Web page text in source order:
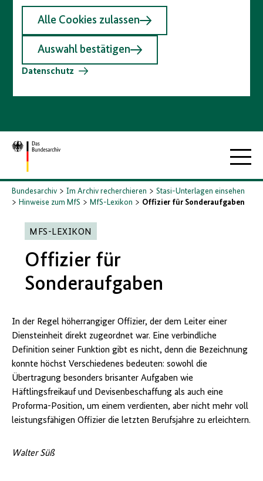
Alle Cookies zulassen
Auswahl bestätigen
Datenschutz
Zur
Startseite
Bundesarchiv Im Archiv recherchieren
Stasi-Unterlagen einsehen
Hinweise zum MfS
MfS-Lexikon Offizier für Sonderaufgaben
MFS-LEXIKON
Offizier für
Sonderaufgaben
In der Regel höherrangiger Offizier, der dem Leiter einer
Diensteinheit direkt zugeordnet war. Eine verbindliche
Definition seiner Funktion gibt es nicht, denn die Bezeichnung
konnte höchst Verschiedenes bedeuten: sowohl die
Übertragung besonders brisanter Aufgaben wie
Häftlingsfreikauf und Devisenbeschaffung als auch eine
Proforma-Position, um einem verdienten, aber nicht mehr voll
leistungsfähigen Offizier die letzten Berufsjahre zu erleichtern.
Walter Süß